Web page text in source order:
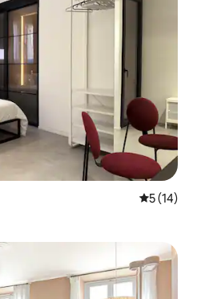
5 de uma
5 (14)